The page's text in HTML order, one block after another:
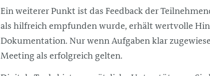
Ein weiterer Punkt ist das Feedback der
als hilfreich empfunden wurde, erhält wertvolle
Dokumentation. Nur wenn Aufgaben klar
Meeting als erfolgreich gelten.